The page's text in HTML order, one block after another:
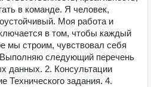
в команде. Я человек,
Моя работа и
в том, чтобы каждый
мы строим, чувствовал себя
следующий перечень
данных. 2. Консультации
Технического задания. 4.